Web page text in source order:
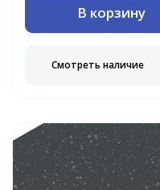
В корзину
Смотреть наличие